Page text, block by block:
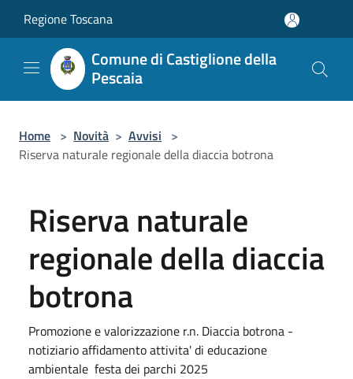
Regione Toscana
Comune di Castiglione della
Pescaia
Home > Novità > Avvisi >
Riserva naturale regionale della diaccia botrona
Riserva naturale
regionale della diaccia
botrona
Promozione e valorizzazione r.n. Diaccia botrona -
notiziario affidamento attivita' di educazione
ambientale festa dei parchi 2025